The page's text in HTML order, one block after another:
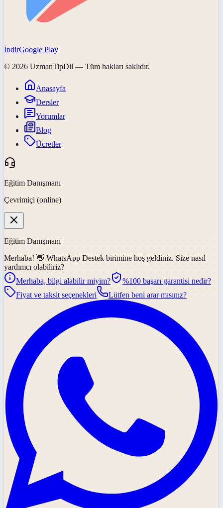
İndirGoogle Play
© 2026 UzmanTipDil — Tüm hakları saklıdır.
Anasayfa
Dersler
Yorumlar
Blog
Ücretler
Eğitim Danışmanı
Çevrimiçi (online)
Eğitim Danışmanı
Merhaba! 👋 WhatsApp Destek birimine hoş geldiniz. Size nasıl
yardımcı olabiliriz?
Merhaba, bilgi alabilir miyim?
%100 başarı garantisi nedir?
Fiyat ve taksit seçenekleri
Lütfen beni arar mısınız?